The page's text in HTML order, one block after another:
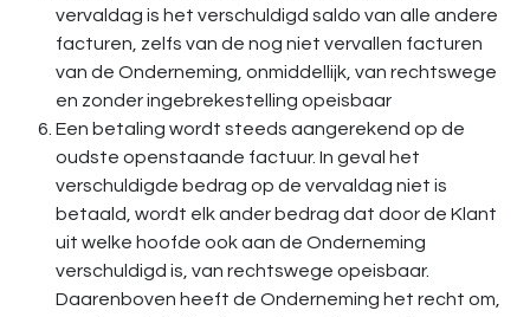
vervaldag is het verschuldigd saldo van alle andere
facturen, zelfs van de nog niet vervallen facturen
van de Onderneming, onmiddellijk, van rechtswege
en zonder ingebrekestelling opeisbaar
Een betaling wordt steeds aangerekend op de
oudste openstaande factuur. In geval het
verschuldigde bedrag op de vervaldag niet is
betaald, wordt elk ander bedrag dat door de Klant
uit welke hoofde ook aan de Onderneming
verschuldigd is, van rechtswege opeisbaar.
Daarenboven heeft de Onderneming het recht om,